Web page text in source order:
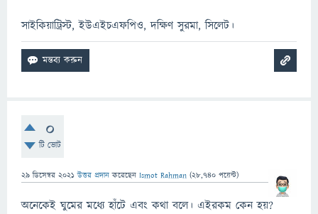
সাইকিয়াট্রিস্ট, ইউএইচএফপিও, দক্ষিণ সুরমা, সিলেট।
0
টি ভোট
29 ডিসেম্বর 2021 উত্তর প্রদান করেছেন Ismot Rahman (28,740 পয়েন্ট)
অনেকেই ঘুমের মধ্যে হাঁটে এবং কথা বলে। এইরকম কেন হয়?